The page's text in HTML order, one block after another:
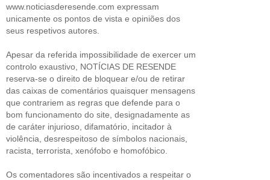
www.noticiasderesende.com expressam
unicamente os pontos de vista e opiniões dos
seus respetivos autores.
Apesar da referida impossibilidade de exercer um
controlo exaustivo, NOTÍCIAS DE RESENDE
reserva-se o direito de bloquear e/ou de retirar
das caixas de comentários quaisquer mensagens
que contrariem as regras que defende para o
bom funcionamento do site, designadamente as
de caráter injurioso, difamatório, incitador à
violência, desrespeitoso de símbolos nacionais,
racista, terrorista, xenófobo e homofóbico.
Os comentadores são incentivados a respeitar o